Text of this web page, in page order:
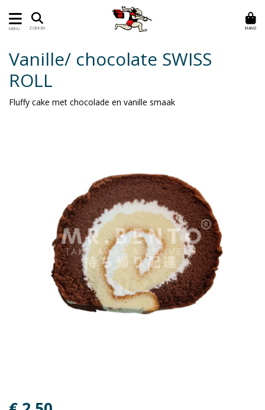
MENU ZOEKEN MAND
Vanille/ chocolate SWISS
ROLL
Fluffy cake met chocolade en vanille smaak